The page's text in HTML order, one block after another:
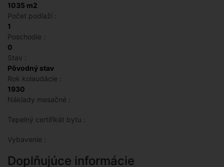
1035 m2
Počet podlaží :
1
Poschodie :
0
Stav :
Pôvodný stav
Rok kolaudácie :
1930
Náklady mesačné :
Tepelný certifikát bytu :
Vybavenie :
Doplňujúce informácie